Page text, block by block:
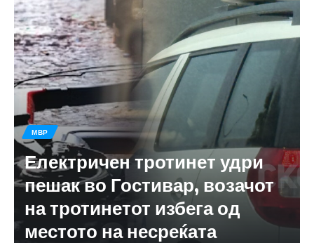
МВР
Електричен тротинет удри
пешак во Гостивар, возачот
на тротинетот избега од
местото на несреќата